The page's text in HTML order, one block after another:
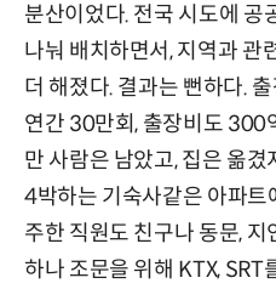
분산이었다. 전국 시도에
나눠 배치하면서, 지역과 관
더 해졌다. 결과는 뻔하다.
연간 30만회, 출장비도 300
만 사람은 남았고, 집은 옮
4박하는 기숙사같은 아파트
주한 직원도 친구나 동문,
하나 조문을 위해 KTX, SRT